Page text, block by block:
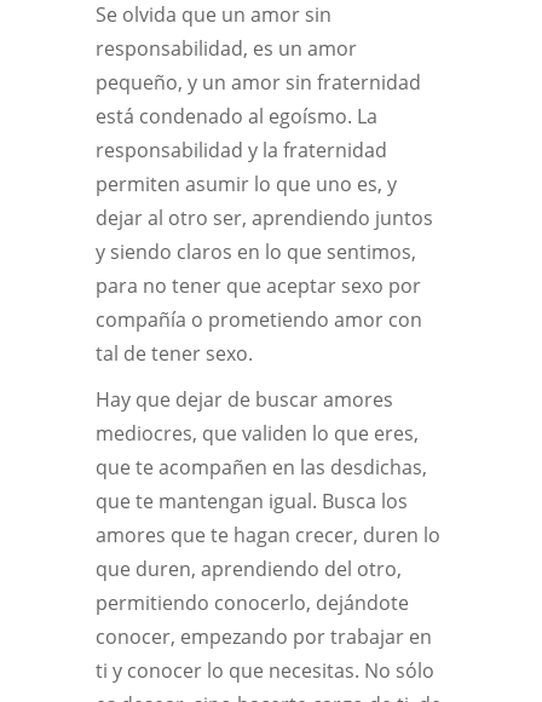
Se olvida que un amor sin
responsabilidad, es un amor
pequeño, y un amor sin fraternidad
está condenado al egoísmo. La
responsabilidad y la fraternidad
permiten asumir lo que uno es, y
dejar al otro ser, aprendiendo juntos
y siendo claros en lo que sentimos,
para no tener que aceptar sexo por
compañía o prometiendo amor con
tal de tener sexo.
Hay que dejar de buscar amores
mediocres, que validen lo que eres,
que te acompañen en las desdichas,
que te mantengan igual. Busca los
amores que te hagan crecer, duren lo
que duren, aprendiendo del otro,
permitiendo conocerlo, dejándote
conocer, empezando por trabajar en
ti y conocer lo que necesitas. No sólo